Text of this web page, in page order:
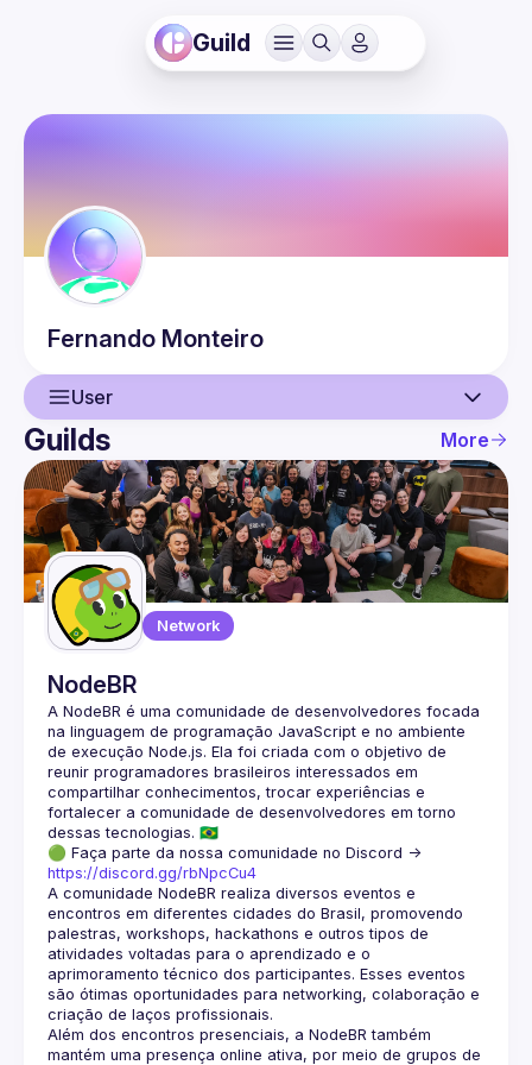
Guild
Fernando Monteiro
User
User
Guilds
Guilds More
Network
NodeBR
A NodeBR é uma comunidade de desenvolvedores focada
na linguagem de programação JavaScript e no ambiente
de execução Node.js. Ela foi criada com o objetivo de
reunir programadores brasileiros interessados em
compartilhar conhecimentos, trocar experiências e
fortalecer a comunidade de desenvolvedores em torno
🟢 Faça parte da nossa comunidade no Discord ->
https://discord.gg/rbNpcCu4
A comunidade NodeBR realiza diversos eventos e
encontros em diferentes cidades do Brasil, promovendo
palestras, workshops, hackathons e outros tipos de
atividades voltadas para o aprendizado e o
aprimoramento técnico dos participantes. Esses eventos
são ótimas oportunidades para networking, colaboração e
Além dos encontros presenciais, a NodeBR também
mantém uma presença online ativa, por meio de grupos de